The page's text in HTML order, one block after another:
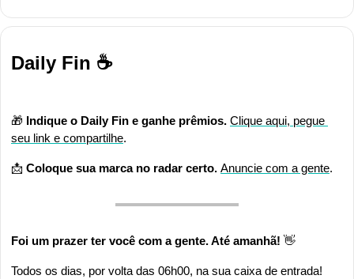
Daily Fin ☕
🎁 Indique o Daily Fin e ganhe prêmios. Clique aqui, pegue
seu link e compartilhe.
📩 Coloque sua marca no radar certo. Anuncie com a gente.
Foi um prazer ter você com a gente. Até amanhã! 👋
Todos os dias, por volta das 06h00, na sua caixa de entrada!